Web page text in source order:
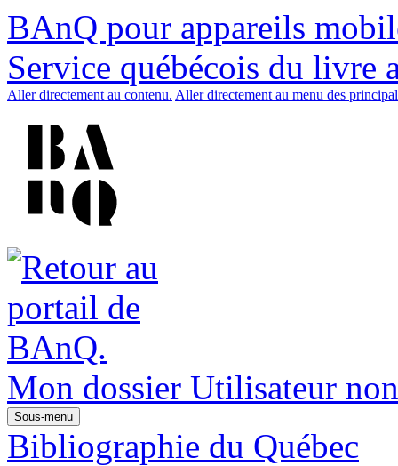
BAnQ pour appareils
Service québécois du livre
Aller directement au contenu. Aller directement au menu des
Mon dossier Utilisateur
Sous-menu
Bibliographie du Québec